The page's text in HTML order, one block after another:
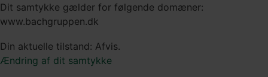
Dit samtykke gælder for følgende domæner:
www.bachgruppen.dk
Din aktuelle tilstand: Afvis.
Ændring af dit samtykke